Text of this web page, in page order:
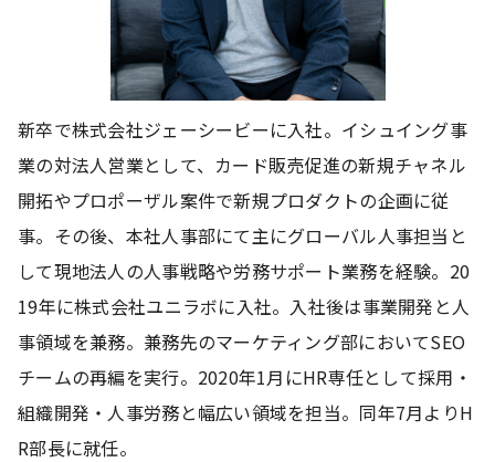
新卒で株式会社ジェーシービーに入社。イシュイング事
業の対法人営業として、カード販売促進の新規チャネル
開拓やプロポーザル案件で新規プロダクトの企画に従
事。その後、本社人事部にて主にグローバル人事担当と
して現地法人の人事戦略や労務サポート業務を経験。20
19年に株式会社ユニラボに入社。入社後は事業開発と人
事領域を兼務。兼務先のマーケティング部においてSEO
チームの再編を実行。2020年1月にHR専任として採用・
組織開発・人事労務と幅広い領域を担当。同年7月よりH
R部長に就任。